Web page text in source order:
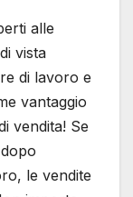
alle
vista
di lavoro e
vantaggio
vendita! Se
le vendite